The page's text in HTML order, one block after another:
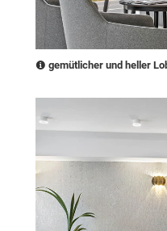
gemütlicher und heller